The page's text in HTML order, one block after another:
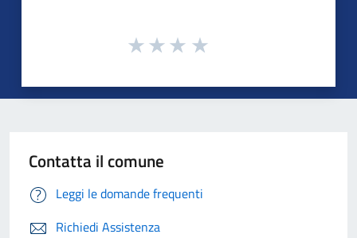
Contatta il comune
Leggi le domande frequenti
Richiedi Assistenza